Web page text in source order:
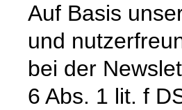
Auf Basis
und
bei der
6 Abs. 1 lit. f